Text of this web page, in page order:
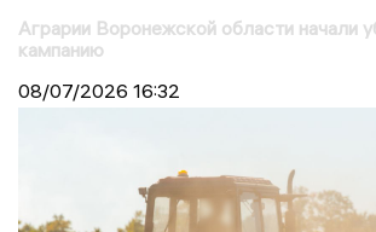
Аграрии Воронежской области начали
кампанию
08/07/2026 16:32